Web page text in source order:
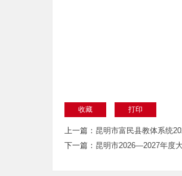
收藏 打印
上一篇： 昆明市富民县教体系统
下一篇： 昆明市2026—2027年度